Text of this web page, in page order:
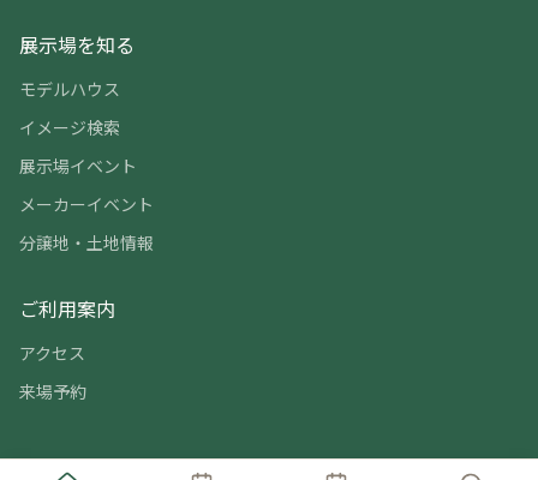
展示場を知る
モデルハウス
イメージ検索
展示場イベント
メーカーイベント
分譲地・土地情報
ご利用案内
アクセス
来場予約